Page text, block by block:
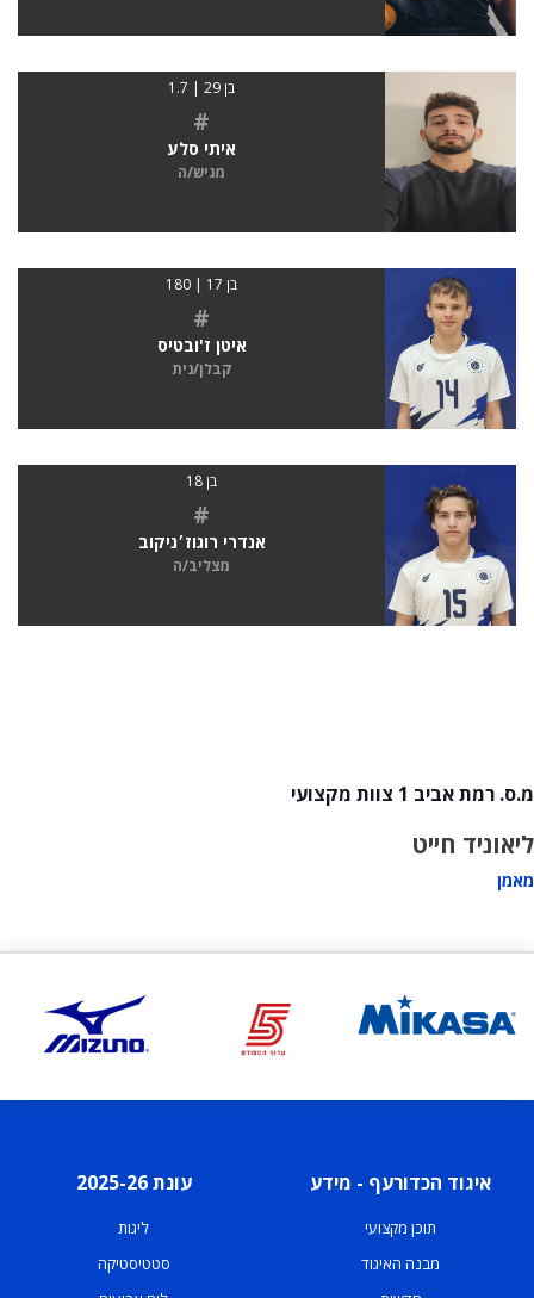
בן 29 | 1.7
#
איתי סלע
מגיש/ה
בן 17 | 180
#
איטן ז'ובטיס
קבלן/נית
בן 18
#
אנדרי רוגוז׳ניקוב
מצליב/ה
מ.ס. רמת אביב 1 צוות מקצועי
ליאוניד חייט
מאמן
איגוד הכדורעף - מידע
תוכן מקצועי
מבנה האיגוד
עונת 2025-26
ליגות
סטטיסטיקה